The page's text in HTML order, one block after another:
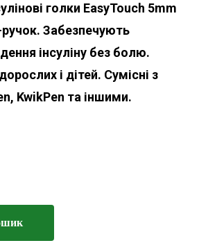
голки EasyTouch 5mm
Забезпечують
інсуліну без болю.
і дітей. Сумісні з
KwikPen та іншими.